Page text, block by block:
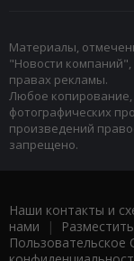
Материалы,
"Новости
правах рекламы.
Любое копирование,
фотографических
произведений
запрещено.
Наши контакты и
нами |
Пользовательское